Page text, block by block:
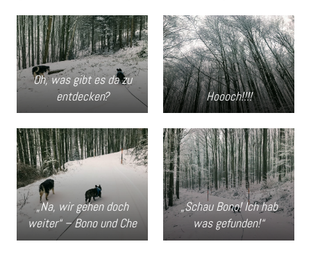
Oh, was gibt es da zu
entdecken?
Hoooch!!!!
„Na, wir gehen doch
weiter“ – Bono und Che
„Schau Bono! Ich hab
was gefunden!“